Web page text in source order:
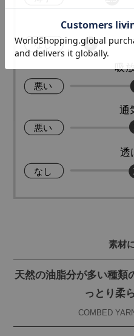
素材
天然の油脂分が多い種類
っとり柔
COMBED